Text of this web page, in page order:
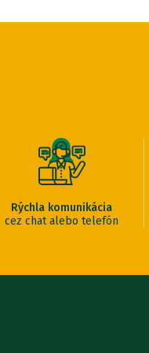
Rýchla komunikácia
cez chat alebo telefón